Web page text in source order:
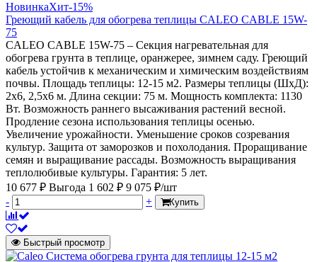
НовинкаХит-15%
Греющий кабель для обогрева теплицы CALEO CABLE 15W-
75
CALEO CABLE 15W-75 – Секция нагревательная для
обогрева грунта в теплице, оранжерее, зимнем саду. Греющий
кабель устойчив к механическим и химическим воздействиям
почвы. Площадь теплицы: 12-15 м2. Размеры теплицы (ШхД):
2х6, 2,5х6 м. Длина секции: 75 м. Мощность комплекта: 1130
Вт. Возможность раннего высаживания растений весной.
Продление сезона использования теплицы осенью.
Увеличение урожайности. Уменьшение сроков созревания
культур. Защита от заморозков и похолодания. Проращивание
семян и выращивание рассады. Возможность выращивания
теплолюбивые культуры. Гарантия: 5 лет.
10 677 ₽ Выгода 1 602 ₽ 9 075 ₽/шт
-
+ Купить
Быстрый просмотр